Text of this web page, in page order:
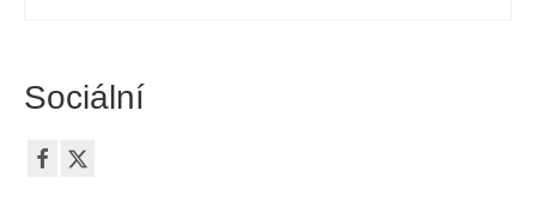
Sociální